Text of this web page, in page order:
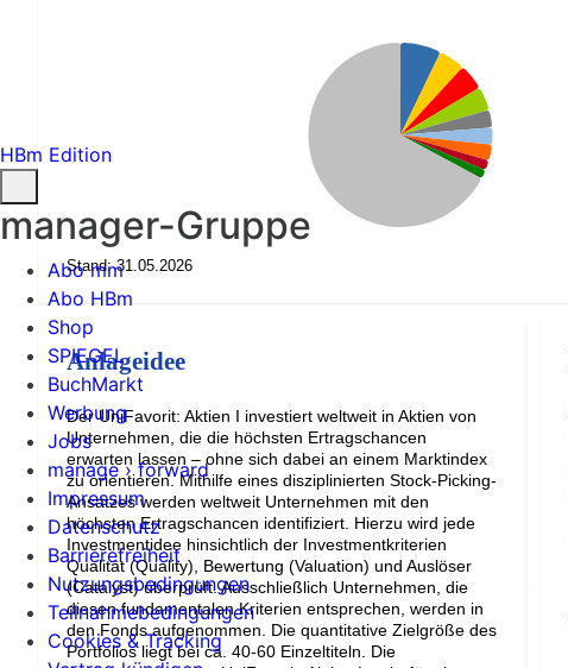
Stand: 31.05.2026
Anlageidee
Der UniFavorit: Aktien I investiert weltweit in Aktien von
Unternehmen, die die höchsten Ertragschancen
erwarten lassen – ohne sich dabei an einem Marktindex
zu orientieren. Mithilfe eines disziplinierten Stock-Picking-
Ansatzes werden weltweit Unternehmen mit den
höchsten Ertragschancen identifiziert. Hierzu wird jede
Investmentidee hinsichtlich der Investmentkriterien
Qualität (Quality), Bewertung (Valuation) und Auslöser
(Catalyst) überprüft. Ausschließlich Unternehmen, die
diesen fundamentalen Kriterien entsprechen, werden in
den Fonds aufgenommen. Die quantitative Zielgröße des
Portfolios liegt bei ca. 40-60 Einzeltiteln. Die
HBm Edition
manager-Gruppe
Abo mm
Abo HBm
Shop
SPIEGEL
BuchMarkt
Werbung
Jobs
manage › forward
Impressum
Datenschutz
Barrierefreiheit
Nutzungsbedingungen
Teilnahmebedingungen
Cookies & Tracking